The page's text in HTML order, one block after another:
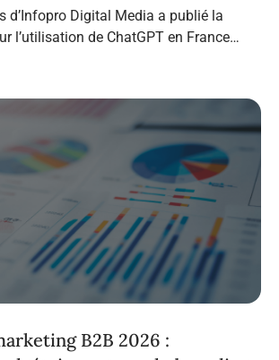
d’Infopro Digital Media a publié la
l’utilisation de ChatGPT en France
B2B.
B2B 2026 :